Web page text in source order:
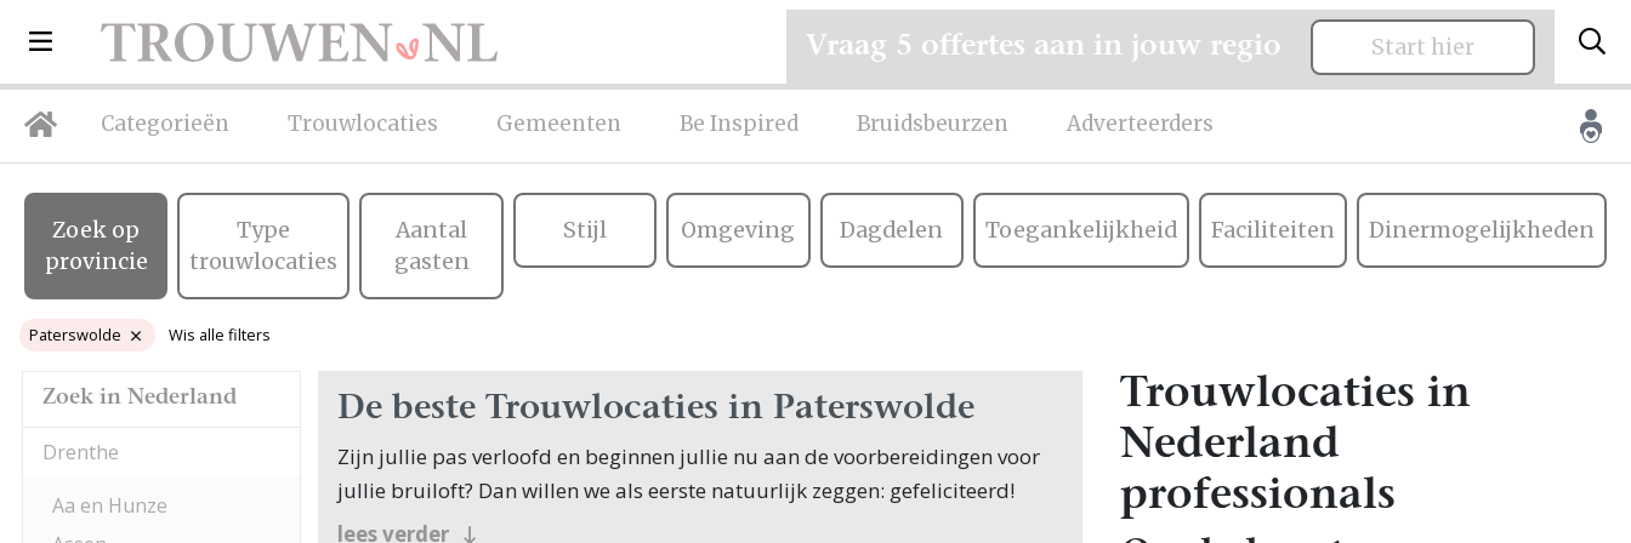
Categorieën Trouwlocaties Gemeenten Be Inspired Bruidsbeurzen Adverteerders
Vraag 5 offertes aan in jouw regio Start hier
Zoek op
provincie
Type
trouwlocaties
Aantal
gasten
Stijl Omgeving Dagdelen Toegankelijkheid Faciliteiten Dinermogelijkheden
Paterswolde Wis alle filters
Zoek in Nederland
Drenthe
Aa en Hunze
De beste Trouwlocaties in Paterswolde
Zijn jullie pas verloofd en beginnen jullie nu aan de voorbereidingen voor
jullie bruiloft? Dan willen we als eerste natuurlijk zeggen: gefeliciteerd!
Veel bruidsparen beginnen hun zoektocht naar Trouwlocaties, en jullie
lees verder
Trouwlocaties in
Nederland
professionals